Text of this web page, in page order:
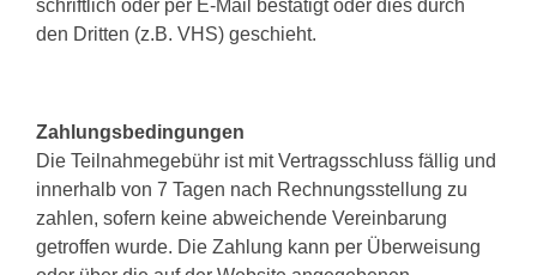
schriftlich oder per E-Mail bestätigt oder dies durch
den Dritten (z.B. VHS) geschieht.
Zahlungsbedingungen
Die Teilnahmegebühr ist mit Vertragsschluss fällig und
innerhalb von 7 Tagen nach Rechnungsstellung zu
zahlen, sofern keine abweichende Vereinbarung
getroffen wurde. Die Zahlung kann per Überweisung